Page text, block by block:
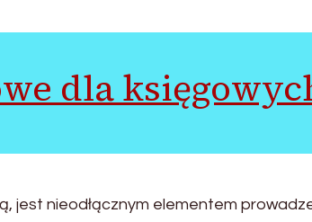
dla
jest nieodłącznym elementem